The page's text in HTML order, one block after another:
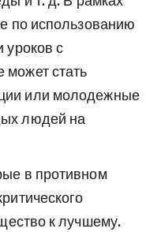
по использованию
уроков с
может стать
или молодежные
людей на
в противном
к лучшему.